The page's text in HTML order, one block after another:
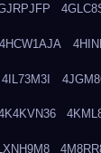
4HCW1AJA
4IL73M3I